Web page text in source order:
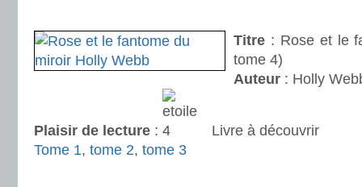
Titre : Rose et le
tome 4)
Auteur : Holly
Plaisir de lecture :
Livre à découvrir
Tome 1, tome 2, tome 3